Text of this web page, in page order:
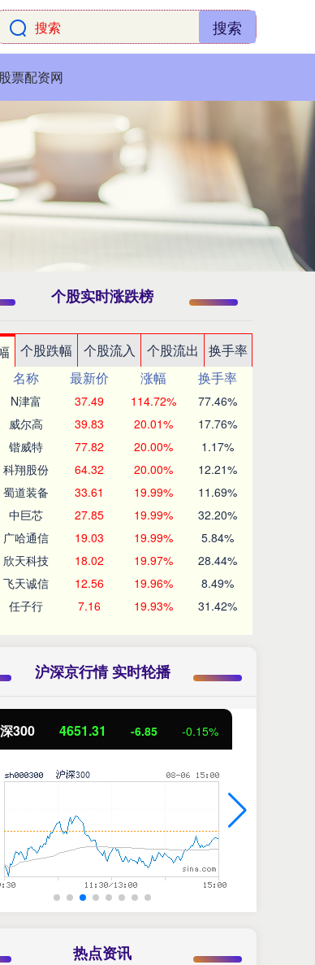
搜索
股票配资网
个股实时涨跌榜
个股跌幅 个股流入 个股流出
换手率
名称 最新价 涨幅
换手率
N津富 37.49 114.72% 77.46%
威尔高 39.83 20.01% 17.76%
锴威特 77.82 20.00% 1.17%
科翔股份 64.32 20.00% 12.21%
蜀道装备 33.61 19.99% 11.69%
中巨芯 27.85 19.99% 32.20%
广哈通信 19.03 19.99% 5.84%
欣天科技 18.02 19.97% 28.44%
飞天诚信 12.56 19.96% 8.49%
任子行 7.16 19.93% 31.42%
沪深京行情 实时轮播
证50 1122.88 3.42 0.30%
热点资讯